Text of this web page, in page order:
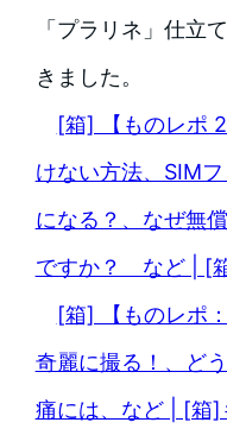
「プラリネ」仕立
きました。
[箱] 【ものレポ
けない方法、SIM
になる？、なぜ無
ですか？ など | [
[箱] 【ものレポ
奇麗に撮る！、ど
痛には、など | [箱]